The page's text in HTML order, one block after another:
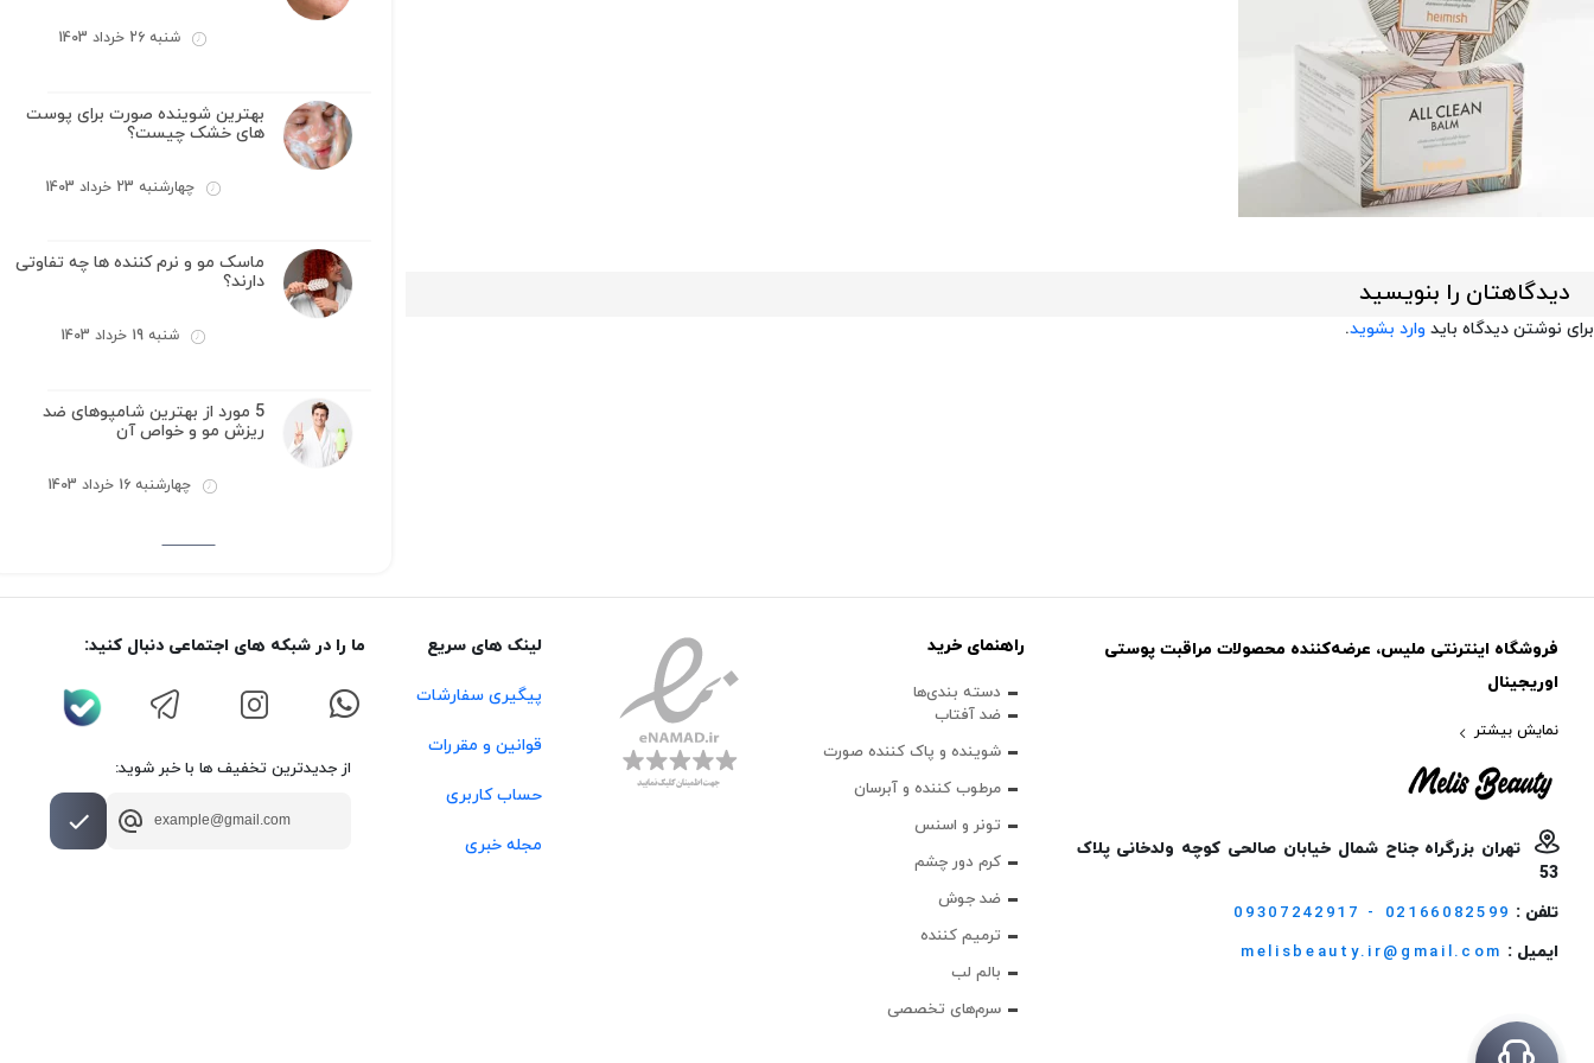
دیدگاهتان را بنویسید
برای نوشتن دیدگاه باید وارد بشوید.
شنبه 26 خرداد 1403
بهترین شوینده صورت برای پوست
های خشک چیست؟
چهارشنبه 23 خرداد 1403
ماسک مو و نرم کننده ها چه تفاوتی
دارند؟
شنبه 19 خرداد 1403
5 مورد از بهترین شامپوهای ضد
ریزش مو و خواص آن
چهارشنبه 16 خرداد 1403
فروشگاه اینترنتی ملیس، عرضه‌کننده محصولات مراقبت پوستی
اوریجینال
نمایش بیشتر
تهران بزرگراه جناح شمال خیابان صالحی کوچه ولدخانی پلاک
53
تلفن : 09307242917 - 02166082599
ایمیل : melisbeauty.ir@gmail.com
راهنمای خرید
دسته بندی‌ها
ضد آفتاب
شوینده و پاک‌ کننده صورت
مرطوب کننده و آبرسان
تونر و اسنس
کرم دور چشم
ضد جوش
ترمیم کننده
بالم لب
سرم‌های تخصصی
لینک های سریع
پیگیری سفارشات
قوانین و مقررات
حساب کاربری
مجله خبری
ما را در شبکه های اجتماعی دنبال کنید:
از جدیدترین تخفیف ها با خبر شوید: